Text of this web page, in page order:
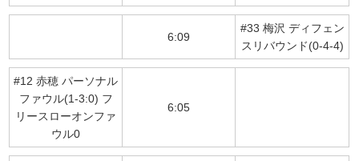
6:09
#33 梅沢 ディフェン
スリバウンド(0-4-4)
#12 赤穂 パーソナル
ファウル(1-3:0) フ
リースローオンファ
ウル0
6:05